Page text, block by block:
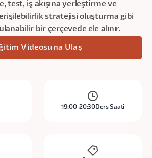
test, iş akışına yerleştirme ve
stratejisi oluşturma gibi
bir çerçevede ele alınır.
Videosuna Ulaş
19:00-20:30Ders Saati